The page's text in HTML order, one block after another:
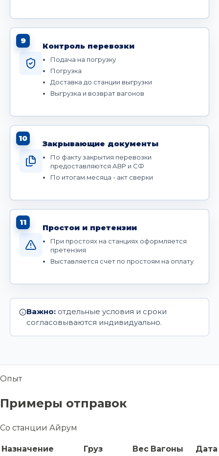
9
Контроль перевозки
Подача на погрузку
Погрузка
Доставка до станции выгрузки
Выгрузка и возврат вагонов
10
Закрывающие документы
По факту закрытия перевозки
предоставляются АВР и СФ
По итогам месяца - акт сверки
11
Простои и претензии
При простоях на станциях оформляется
претензия
Выставляется счет по простоям на оплату
Важно: отдельные условия и сроки
согласовываются индивидуально.
Опыт
Примеры отправок
Со станции Айрум
Назначение Груз Вес Вагоны
Дата